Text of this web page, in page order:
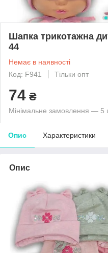
Шапка трикотажна
44
Немає в наявності
Код: F941
Тільки опт
74 ₴
Мінімальне замовлення — 5
Опис Характеристики
Опис